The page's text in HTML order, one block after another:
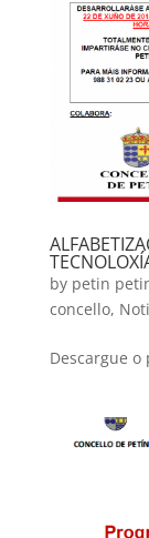
by petin
concello,
Descargue o